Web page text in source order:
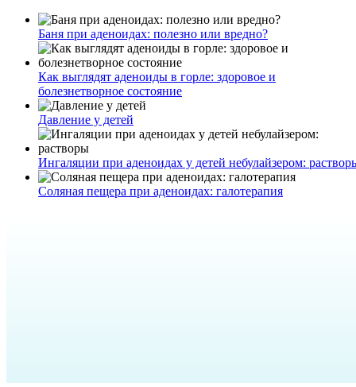
Баня при аденоидах: полезно или вредно?
Как выглядят аденоиды в горле: здоровое и
болезнетворное состояние
Давление у детей
Ингаляции при аденоидах у детей небулайзером:
Соляная пещера при аденоидах: галотерапия